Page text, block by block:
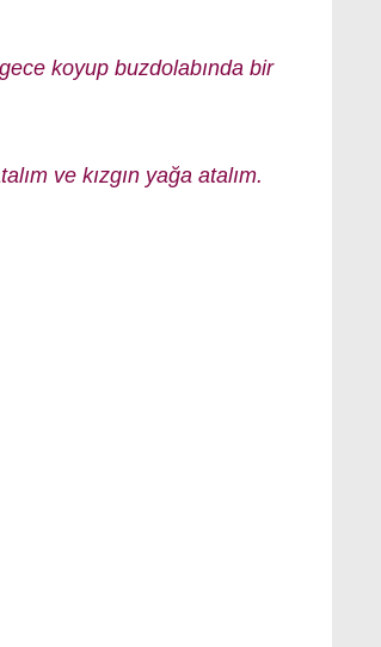
koyup buzdolabında bir
ve kızgın yağa atalım.